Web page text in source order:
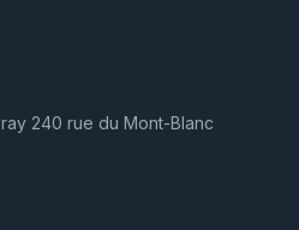
240 rue du Mont-Blanc